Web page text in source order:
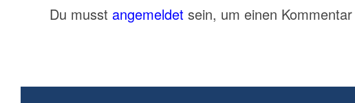
Du musst angemeldet sein, um einen